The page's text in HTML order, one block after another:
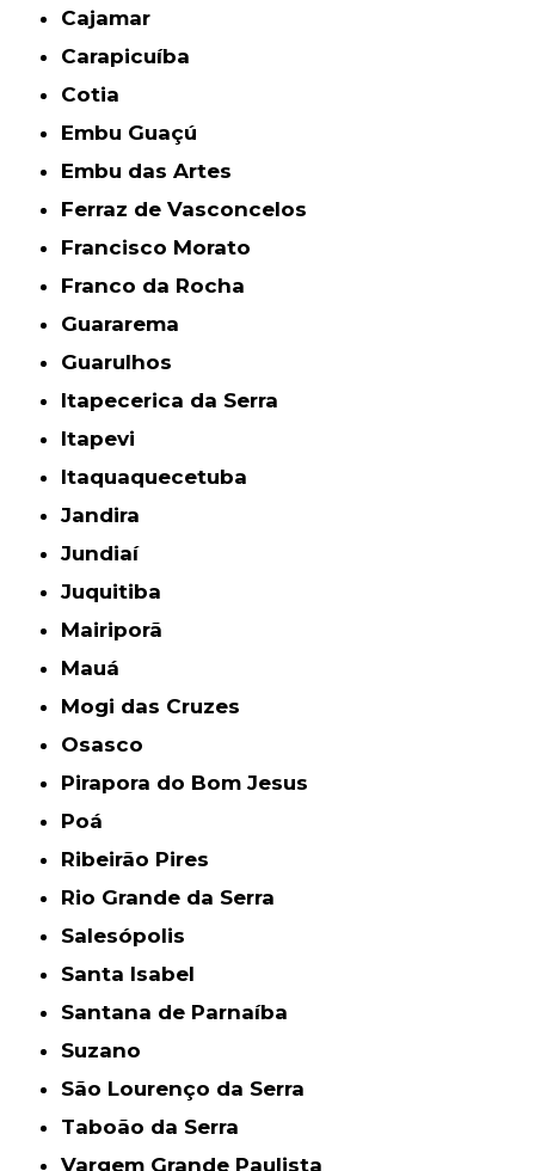
Cajamar
Carapicuíba
Cotia
Embu Guaçú
Embu das Artes
Ferraz de Vasconcelos
Francisco Morato
Franco da Rocha
Guararema
Guarulhos
Itapecerica da Serra
Itapevi
Itaquaquecetuba
Jandira
Jundiaí
Juquitiba
Mairiporã
Mauá
Mogi das Cruzes
Osasco
Pirapora do Bom Jesus
Poá
Ribeirão Pires
Rio Grande da Serra
Salesópolis
Santa Isabel
Santana de Parnaíba
Suzano
São Lourenço da Serra
Taboão da Serra
Vargem Grande Paulista